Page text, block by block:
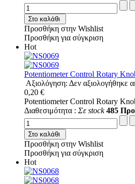
Στο καλάθι
Προσθήκη στην Wishlist
Προσθήκη για σύγκριση
Hot
Potentiometer Control Rotary
Αξιολόγηση: Δεν αξιολογήθηκε
0,20 €
Potentiometer Control Rotary
Διαθεσιμότητα : Σε stock 485
Στο καλάθι
Προσθήκη στην Wishlist
Προσθήκη για σύγκριση
Hot